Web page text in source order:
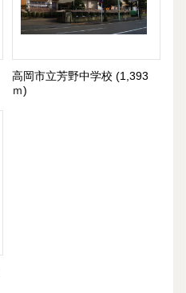
高岡市立芳野中学校 (1,393
ｍ)